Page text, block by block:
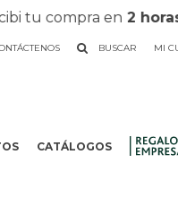
compra en2 horas
CATÁLOGOS